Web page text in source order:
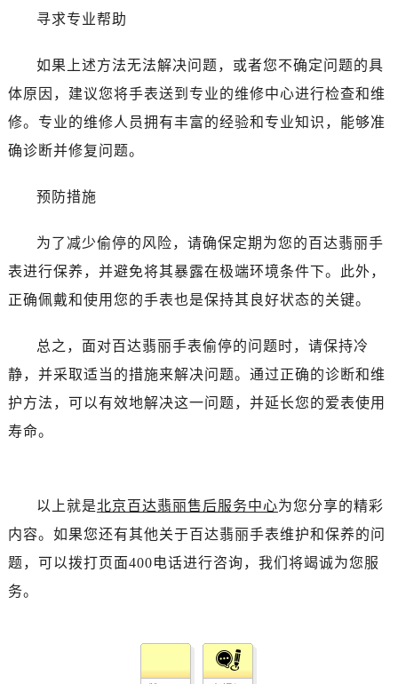
寻求专业帮助
如果上述方法无法解决问题，或者您不确定问题的具
体原因，建议您将手表送到专业的维修中心进行检查和维
修。专业的维修人员拥有丰富的经验和专业知识，能够准
确诊断并修复问题。
预防措施
为了减少偷停的风险，请确保定期为您的百达翡丽手
表进行保养，并避免将其暴露在极端环境条件下。此外，
正确佩戴和使用您的手表也是保持其良好状态的关键。
总之，面对百达翡丽手表偷停的问题时，请保持冷
静，并采取适当的措施来解决问题。通过正确的诊断和维
护方法，可以有效地解决这一问题，并延长您的爱表使用
寿命。
以上就是北京百达翡丽售后服务中心为您分享的精彩
内容。如果您还有其他关于百达翡丽手表维护和保养的问
题，可以拨打页面400电话进行咨询，我们将竭诚为您服
务。